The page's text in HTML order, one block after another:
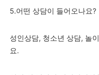
5.어떤 상담이 들어오나요?
성인상담, 청소년 상담, 놀
요.